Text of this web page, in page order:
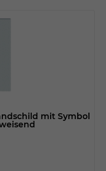
mit Symbol